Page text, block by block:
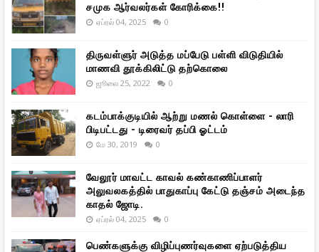
சமுக ஆர்வலர்கள் கோரிக்கை!!
ஏப்ரல் 04, 2025 0
திருவள்ளுர் அடுத்த மப்பேடு பள்ளி விடுதியில்
மாணவி தூக்கிலிட்டு தற்கொலை
ஜூலை 25, 2022 0
கடம்பாக்குடியில் ஆற்று மணல் கொள்ளை - லாரி
பிடிபட்டது - டிரைவர் தப்பி ஓட்டம்
மே 30, 2019 0
வேலூர் மாவட்ட காவல் கண்காணிப்பாளர்
அலுவலகத்தில் பாதுகாப்பு கேட்டு தஞ்சம் அடைந்த
காதல் ஜோடி.
ஏப்ரல் 04, 2025 0
பெண்களுக்கு விழிப்புணர்வுகளை ஏற்படுத்திய